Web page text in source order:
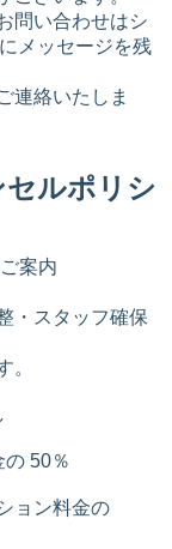
問い合わせはシ
メッセージを残
連絡いたしま
ルポリシ
案内
・スタッフ確保
。
50％
ョン料金の